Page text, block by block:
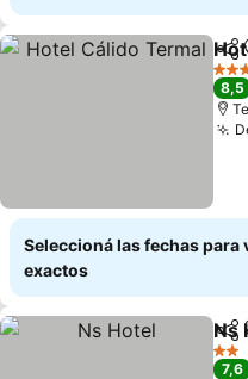
3
8,5
Seleccioná las fechas para
exactos
Ns
2
7,6